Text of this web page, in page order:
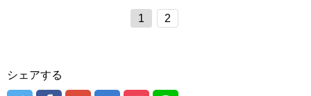
1 2
シェアする